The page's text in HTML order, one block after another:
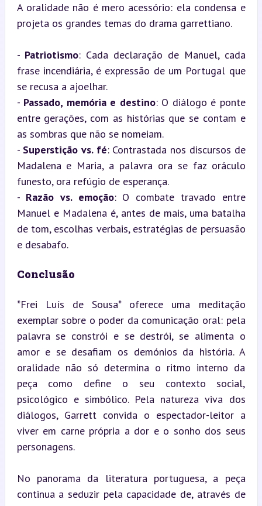
A oralidade não é mero acessório: ela condensa e
projeta os grandes temas do drama garrettiano.
- Patriotismo: Cada declaração de Manuel, cada
frase incendiária, é expressão de um Portugal que
se recusa a ajoelhar.
- Passado, memória e destino: O diálogo é ponte
entre gerações, com as histórias que se contam e
as sombras que não se nomeiam.
- Superstição vs. fé: Contrastada nos discursos de
Madalena e Maria, a palavra ora se faz oráculo
funesto, ora refúgio de esperança.
- Razão vs. emoção: O combate travado entre
Manuel e Madalena é, antes de mais, uma batalha
de tom, escolhas verbais, estratégias de persuasão
e desabafo.
Conclusão
*Frei Luís de Sousa* oferece uma meditação
exemplar sobre o poder da comunicação oral: pela
palavra se constrói e se destrói, se alimenta o
amor e se desafiam os demónios da história. A
oralidade não só determina o ritmo interno da
peça como define o seu contexto social,
psicológico e simbólico. Pela natureza viva dos
diálogos, Garrett convida o espectador-leitor a
viver em carne própria a dor e o sonho dos seus
personagens.
No panorama da literatura portuguesa, a peça
continua a seduzir pela capacidade de, através de